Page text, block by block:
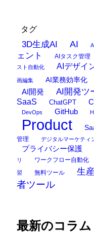
タグ
3D生成AI AI
ェント
AIタスク管理
スト自動化
AIデザイ
画編集 AI業務効率化
AI開発 AI開発ツ
SaaS
ChatGPT
DevOps GitHub
Product
管理
デジタルマーケティ
プライバシー保護
リ
ワークフロー自動化
習 無料ツール 生
者ツール
最新のコラム